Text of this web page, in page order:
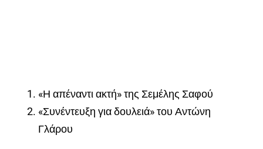
«Η απέναντι ακτή» της Σεμέλης Σαφού
«Συνέντευξη για δουλειά» του Αντώνη
Γλάρου